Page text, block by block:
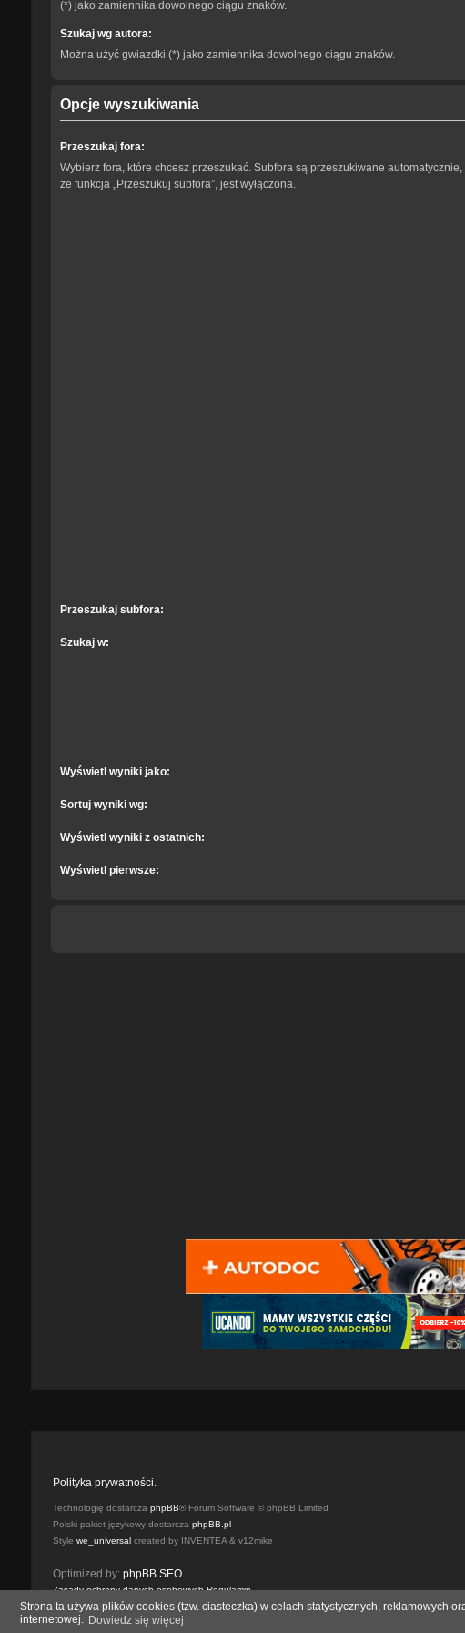
Strona ta używa plików cookies (tzw. ciasteczka) w celach statystycznych, reklamowych
internetowej. Dowiedz się więcej
(*) jako zamiennika dowolnego ciągu znaków.
Szukaj wg autora:
Można użyć gwiazdki (*) jako zamiennika dowolnego ciągu znaków.
Opcje wyszukiwania
Przeszukaj fora:
Wybierz fora, które chcesz przeszukać. Subfora są przeszukiwane automatycznie,
że funkcja „Przeszukuj subfora”, jest wyłączona.
Przeszukaj subfora:
Szukaj w:
Wyświetl wyniki jako:
Sortuj wyniki wg:
Wyświetl wyniki z ostatnich:
Wyświetl pierwsze:
Polityka prywatności.
Technologię dostarcza phpBB® Forum Software © phpBB Limited
Polski pakiet językowy dostarcza phpBB.pl
Style we_universalcreated by INVENTEA & v12mike
Optimized by: phpBB SEO
Zasady ochrony danych osobowych Regulamin